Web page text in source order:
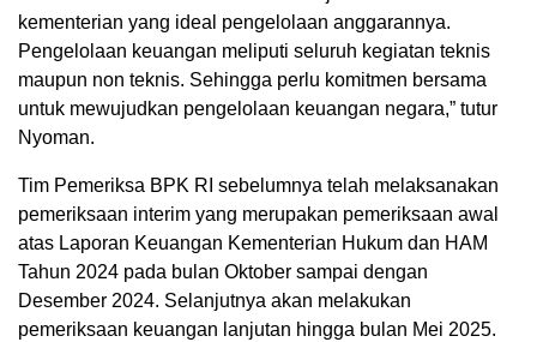
kementerian yang ideal pengelolaan anggarannya.
Pengelolaan keuangan meliputi seluruh kegiatan teknis
maupun non teknis. Sehingga perlu komitmen bersama
untuk mewujudkan pengelolaan keuangan negara,” tutur
Nyoman.
Tim Pemeriksa BPK RI sebelumnya telah melaksanakan
pemeriksaan interim yang merupakan pemeriksaan awal
atas Laporan Keuangan Kementerian Hukum dan HAM
Tahun 2024 pada bulan Oktober sampai dengan
Desember 2024. Selanjutnya akan melakukan
pemeriksaan keuangan lanjutan hingga bulan Mei 2025.